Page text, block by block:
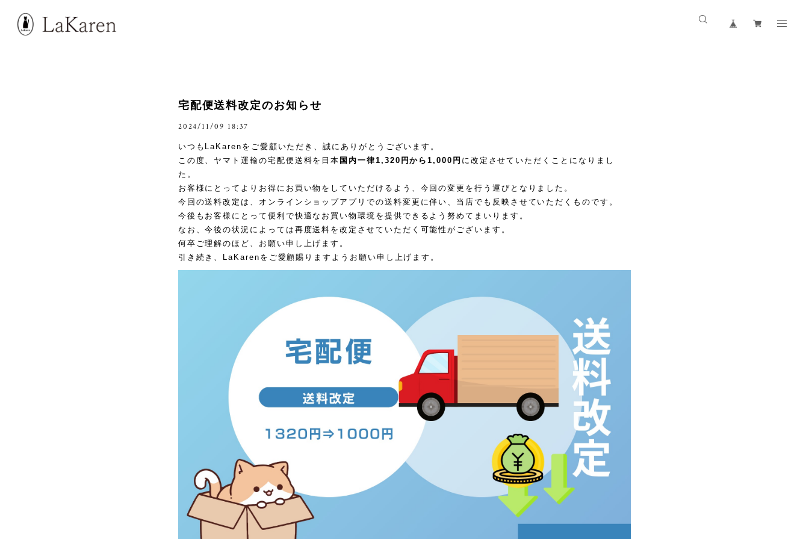
宅配便送料改定のお知らせ
2024/11/09 18:37
いつもLaKarenをご愛顧いただき、誠にありがとうございます。
この度、ヤマト運輸の宅配便送料を日本 国内一律1,320円から1,000円 に改定させていただくことになりまし
た。
お客様にとってよりお得にお買い物をしていただけるよう、今回の変更を行う運びとなりました。
今回の送料改定は、オンラインショップアプリでの送料変更に伴い、当店でも反映させていただくものです。
今後もお客様にとって便利で快適なお買い物環境を提供できるよう努めてまいります。
なお、今後の状況によっては再度送料を改定させていただく可能性がございます。
何卒ご理解のほど、お願い申し上げます。
引き続き、LaKarenをご愛顧賜りますようお願い申し上げます。